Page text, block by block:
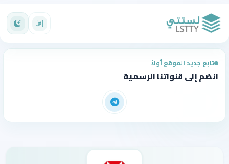
تابع جديد الموقع أولاً
انضم إلى قنواتنا الرسمية